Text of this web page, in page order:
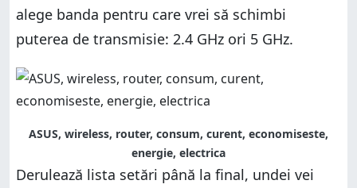
alege banda pentru care vrei să schimbi
puterea de transmisie: 2.4 GHz ori 5 GHz.
ASUS, wireless, router, consum, curent, economiseste,
energie, electrica
Derulează lista setări până la final, undei vei